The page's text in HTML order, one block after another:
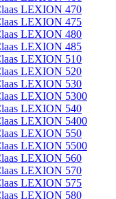
LEXION 470
LEXION 475
LEXION 480
LEXION 485
LEXION 510
LEXION 520
LEXION 530
LEXION 5300
LEXION 540
LEXION 5400
LEXION 550
LEXION 5500
LEXION 560
LEXION 570
LEXION 575
LEXION 580